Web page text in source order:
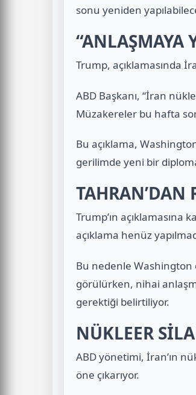
sonu yeniden
“ANLAŞMAYA
Trump, açıklamasında
ABD Başkanı, “İran
Müzakereler bu hafta
Bu açıklama,
gerilimde yeni bir
TAHRAN’DAN
Trump’ın
açıklama henüz
Bu nedenle
görülürken, nihai
gerektiği belirtiliyor.
NÜKLEER
ABD yönetimi, İran’ın
öne çıkarıyor.